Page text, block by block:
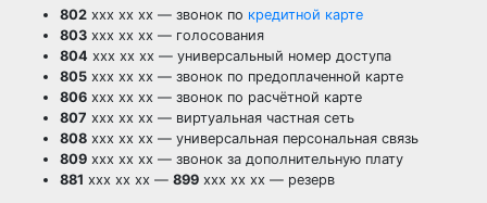
802 xxx xx xx — звонок по кредитной карте
803 xxx xx xx — голосования
804 xxx xx xx — универсальный номер доступа
805 xxx xx xx — звонок по предоплаченной карте
806 xxx xx xx — звонок по расчётной карте
807 xxx xx xx — виртуальная частная сеть
808 xxx xx xx — универсальная персональная связь
809 xxx xx xx — звонок за дополнительную плату
881 xxx xx xx — 899 xxx xx xx — резерв